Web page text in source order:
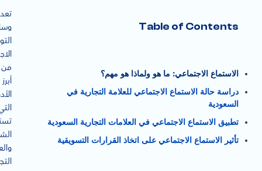
Table of Contents
الاستماع الاجتماعي: ما هو ولماذا هو مهم؟
دراسة حالة الاستماع الاجتماعي للعلامة التجارية في
السعودية
تطبيق الاستماع الاجتماعي في العلامات التجارية السعودية
تأثير الاستماع الاجتماعي على اتخاذ القرارات التسويقية
تعد
من
أبرز